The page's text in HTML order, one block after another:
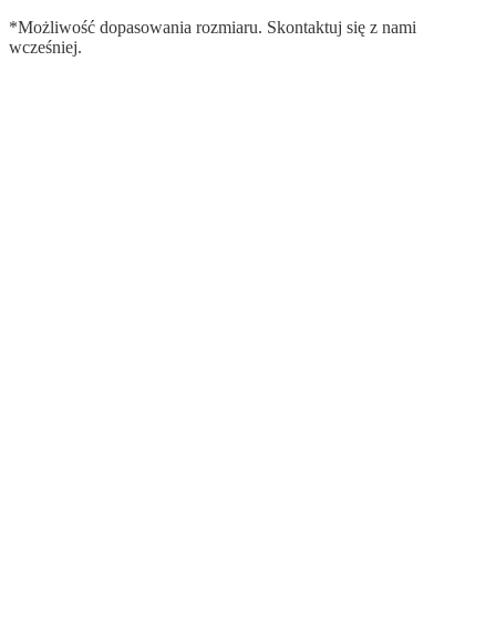
*Możliwość dopasowania rozmiaru. Skontaktuj się z nami
wcześniej.